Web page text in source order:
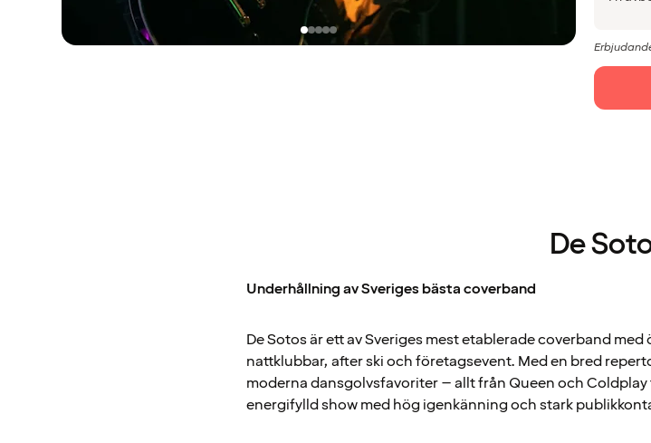
De
Underhållning av Sveriges bästa coverband
De Sotos är ett av Sveriges mest etablerade coverband
nattklubbar, after ski och företagsevent. Med en bred
moderna dansgolvsfavoriter – allt från Queen och
energifylld show med hög igenkänning och stark